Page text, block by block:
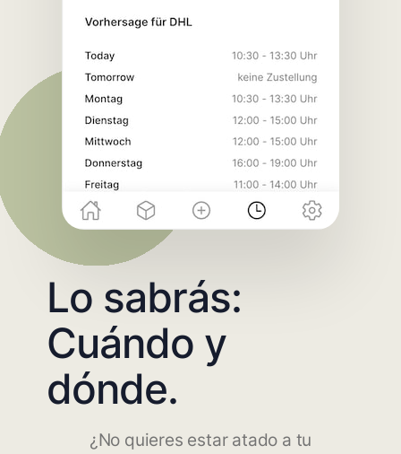
Lo sabrás:
Cuándo y
dónde.
¿No quieres estar atado a tu